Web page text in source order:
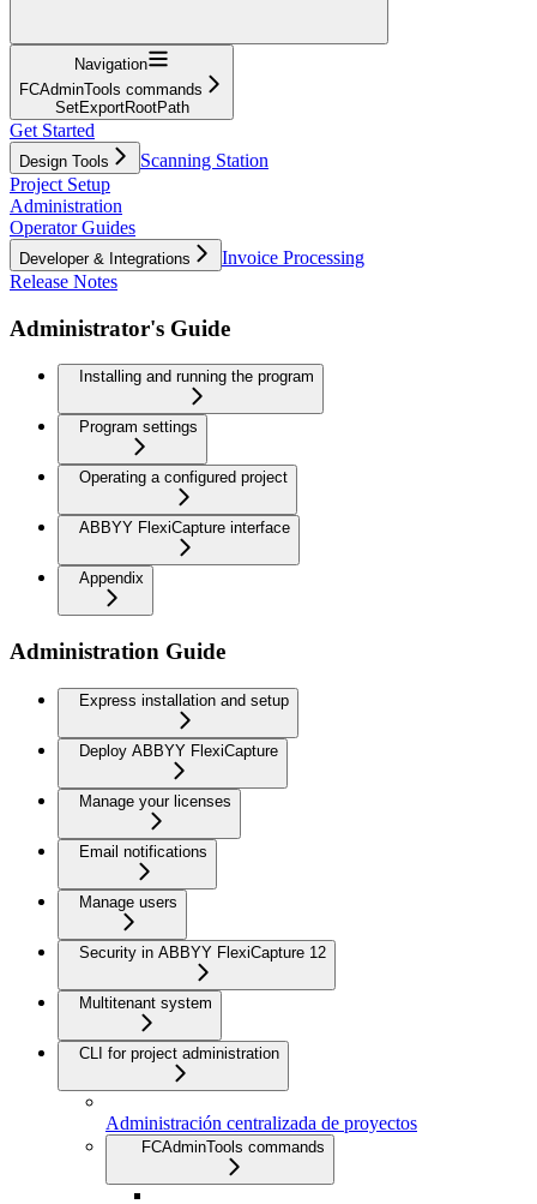
Navigation
FCAdminTools commands
SetExportRootPath
Get Started
Design Tools
Scanning Station
Project Setup
Administration
Operator Guides
Developer & Integrations
Invoice Processing
Release Notes
Administrator's Guide
Installing and running the program
Program settings
Operating a configured project
ABBYY FlexiCapture interface
Appendix
Administration Guide
Express installation and setup
Deploy ABBYY FlexiCapture
Manage your licenses
Email notifications
Manage users
Security in ABBYY FlexiCapture 12
Multitenant system
CLI for project administration
Administración centralizada de proyectos
FCAdminTools commands